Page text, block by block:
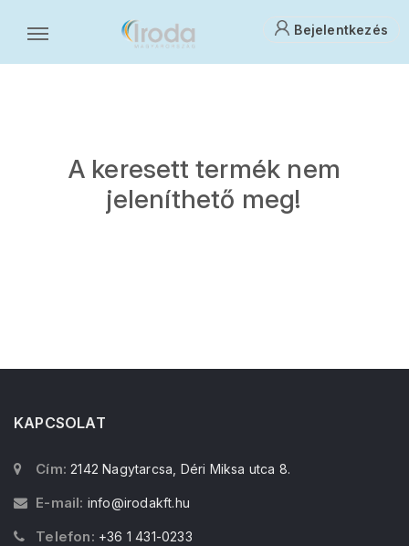
Bejelentkezés
A keresett termék nem
jeleníthető meg!
KAPCSOLAT
Cím: 2142 Nagytarcsa, Déri Miksa utca 8.
E-mail: info@irodakft.hu
Telefon: +36 1 431-0233